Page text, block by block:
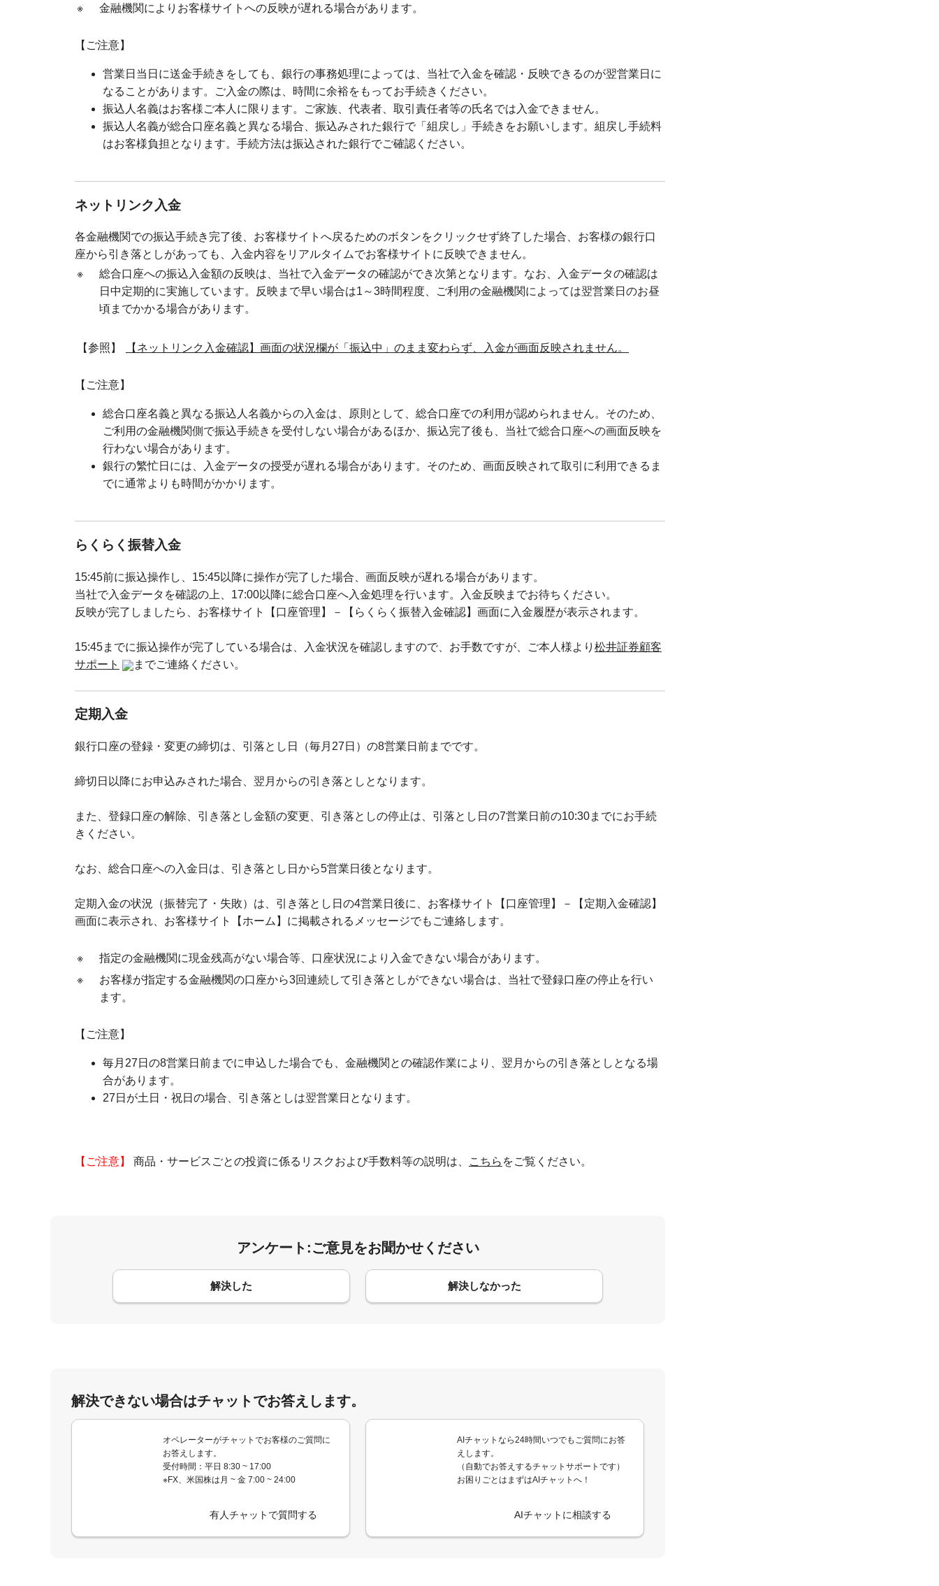
※
金融機関によりお客様サイトへの反映が遅れる場合があります。
【ご注意】
営業日当日に送金手続きをしても、銀行の事務処理によっては、当社で入金を確認・反映できるのが翌営業日に
なることがあります。ご入金の際は、時間に余裕をもってお手続きください。
振込人名義はお客様ご本人に限ります。ご家族、代表者、取引責任者等の氏名では入金できません。
振込人名義が総合口座名義と異なる場合、振込みされた銀行で「組戻し」手続きをお願いします。組戻し手続料
はお客様負担となります。手続方法は振込された銀行でご確認ください。
ネットリンク入金
各金融機関での振込手続き完了後、お客様サイトへ戻るためのボタンをクリックせず終了した場合、お客様の銀行口
座から引き落としがあっても、入金内容をリアルタイムでお客様サイトに反映できません。
※
総合口座への振込入金額の反映は、当社で入金データの確認ができ次第となります。なお、入金データの確認は
日中定期的に実施しています。反映まで早い場合は1～3時間程度、ご利用の金融機関によっては翌営業日のお昼
頃までかかる場合があります。
【参照】 【ネットリンク入金確認】画面の状況欄が「振込中」のまま変わらず、入金が画面反映されません。
【ご注意】
総合口座名義と異なる振込人名義からの入金は、原則として、総合口座での利用が認められません。そのため、
ご利用の金融機関側で振込手続きを受付しない場合があるほか、振込完了後も、当社で総合口座への画面反映を
行わない場合があります。
銀行の繁忙日には、入金データの授受が遅れる場合があります。そのため、画面反映されて取引に利用できるま
でに通常よりも時間がかかります。
らくらく振替入金
15:45前に振込操作し、15:45以降に操作が完了した場合、画面反映が遅れる場合があります。
当社で入金データを確認の上、17:00以降に総合口座へ入金処理を行います。入金反映までお待ちください。
反映が完了しましたら、お客様サイト【口座管理】－【らくらく振替入金確認】画面に入金履歴が表示されます。
15:45までに振込操作が完了している場合は、入金状況を確認しますので、お手数ですが、ご本人様より 松井証券顧客
サポート
までご連絡ください。
定期入金
銀行口座の登録・変更の締切は、引落とし日（毎月27日）の8営業日前までです。
締切日以降にお申込みされた場合、翌月からの引き落としとなります。
また、登録口座の解除、引き落とし金額の変更、引き落としの停止は、引落とし日の7営業日前の10:30までにお手続
きください。
なお、総合口座への入金日は、引き落とし日から5営業日後となります。
定期入金の状況（振替完了・失敗）は、引き落とし日の4営業日後に、お客様サイト【口座管理】－【定期入金確認】
画面に表示され、お客様サイト【ホーム】に掲載されるメッセージでもご連絡します。
※
指定の金融機関に現金残高がない場合等、口座状況により入金できない場合があります。
※
お客様が指定する金融機関の口座から3回連続して引き落としができない場合は、当社で登録口座の停止を行い
ます。
【ご注意】
毎月27日の8営業日前までに申込した場合でも、金融機関との確認作業により、翌月からの引き落としとなる場
合があります。
27日が土日・祝日の場合、引き落としは翌営業日となります。
【ご注意】 商品・サービスごとの投資に係るリスクおよび手数料等の説明は、 こちら をご覧ください。
アンケート:ご意見をお聞かせください
解決した 解決しなかった
コメント
解決できない場合はチャットでお答えします。
オペレーターがチャットでお客様のご質問に
お答えします。
受付時間：平日 8:30 ~ 17:00
※FX、米国株は月 ~ 金 7:00 ~ 24:00
有人チャットで質問する
AIチャットなら24時間いつでもご質問にお答
えします。
（自動でお答えするチャットサポートです）
お困りごとはまずはAIチャットへ！
AIチャットに相談する